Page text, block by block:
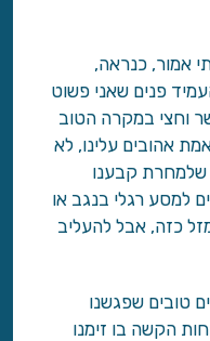
אמור, כנראה,
פנים שאני פשוט
וחצי במקרה הטוב
אהובים עלינו, לא
שלמחרת קבענו
למסע רגלי בנגב או
כזה, אבל להעליב
טובים שפגשנו
הקשה בו זימנו